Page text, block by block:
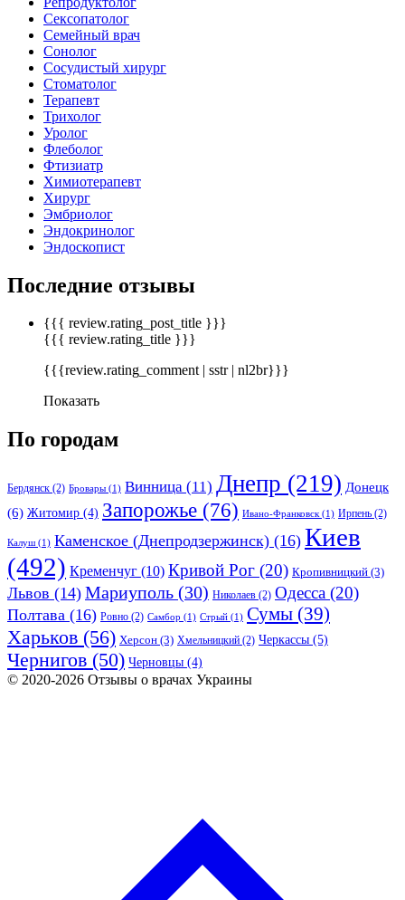
Сексопатолог
Семейный врач
Сонолог
Сосудистый хирург
Стоматолог
Терапевт
Трихолог
Уролог
Флеболог
Фтизиатр
Химиотерапевт
Хирург
Эмбриолог
Эндокринолог
Эндоскопист
Последние отзывы
{{{ review.rating_post_title }}}
{{{ review.rating_title }}}
{{{review.rating_comment | sstr | nl2br}}}
Показать
По городам
Бердянск (2) Бровары (1) Винница (11) Днепр (219) Донецк
(6) Житомир (4) Запорожье (76) Ивано-Франковск(1) Ирпень (2)
Калуш(1) Каменское (Днепродзержинск) (16) Киев
(492) Кременчуг (10) Кривой Рог (20) Кропивницкий (3)
Львов (14) Мариуполь (30) Николаев (2) Одесса (20)
Полтава (16) Ровно (2) Самбор (1) Стрый (1) Сумы (39)
Харьков (56) Херсон (3) Хмельницкий (2) Черкассы (5)
Чернигов (50) Черновцы (4)
© 2020-2026 Отзывы о врачах Украины